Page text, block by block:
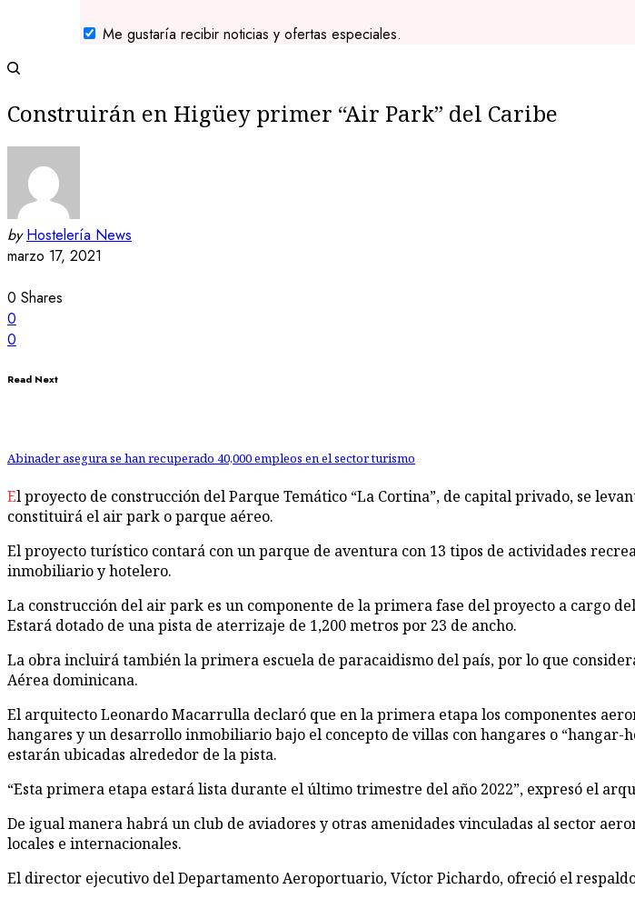
Me gustaría recibir noticias y ofertas especiales.
Construirán en Higüey primer “Air Park” del Caribe
by Hostelería News
marzo 17, 2021
0 Shares
0
0
Read Next
Abinader asegura se han recuperado 40,000 empleos en el sector turismo
El proyecto de construcción del Parque Temático “La Cortina”, de capital privado, se levanta en Las Lagunas de Nisibón, Higüey, donde uno de sus principales atractivos lo
constituirá el air park o parque aéreo.
El proyecto turístico contará con un parque de aventura con 13 tipos de actividades
inmobiliario y hotelero.
La construcción del air park es un componente de la primera fase del proyecto a cargo
Estará dotado de una pista de aterrizaje de 1,200 metros por 23 de ancho.
La obra incluirá también la primera escuela de paracaidismo del país, por lo que
Aérea dominicana.
El arquitecto Leonardo Macarrulla declaró que en la primera etapa los componentes
hangares y un desarrollo inmobiliario bajo el concepto de villas con hangares o
estarán ubicadas alrededor de la pista.
“Esta primera etapa estará lista durante el último trimestre del año 2022”, expresó el
De igual manera habrá un club de aviadores y otras amenidades vinculadas al sector
locales e internacionales.
El director ejecutivo del Departamento Aeroportuario, Víctor Pichardo, ofreció el